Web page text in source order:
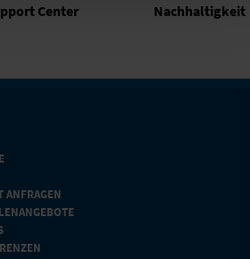
Center Nachhaltigkeit
ANFRAGEN